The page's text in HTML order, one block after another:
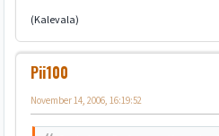
(Kalevala)
Pii100
November 14, 2006, 16:19:52